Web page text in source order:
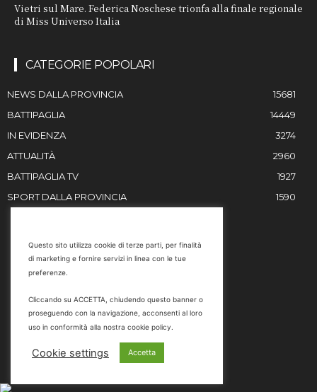
Vietri sul Mare. Federica Noschese trionfa alla finale regionale
di Miss Universo Italia
CATEGORIE POPOLARI
NEWS DALLA PROVINCIA
15681
BATTIPAGLIA
14449
IN EVIDENZA
3274
ATTUALITÀ
2960
BATTIPAGLIA TV
1927
SPORT DALLA PROVINCIA
1590
Email
marketing@battipaglia1929.it
carminegaldi@virgilio.it
Questo sito utilizza cookie di terze parti, per finalità
di marketing e fornire servizi in linea con le tue
preferenze.
Cliccando su ACCETTA, chiudendo questo banner o
proseguendo con la navigazione, acconsenti al loro
uso in conformità alla nostra cookie policy.
Cookie settings Accetta